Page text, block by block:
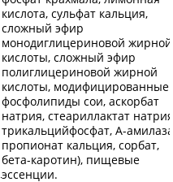
кислота, сульфат кальция,
сложный эфир
монодиглицериновой жирной
кислоты, сложный эфир
полиглицериновой жирной
кислоты, модифицированные
фосфолипиды сои, аскорбат
натрия, стеариллактат
трикальцийфосфат, А-
пропионат кальция, сорбат,
бета-каротин), пищевые
эссенции.